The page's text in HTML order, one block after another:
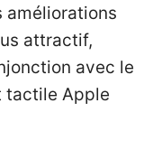
améliorations
attractif,
avec le
tactile Apple